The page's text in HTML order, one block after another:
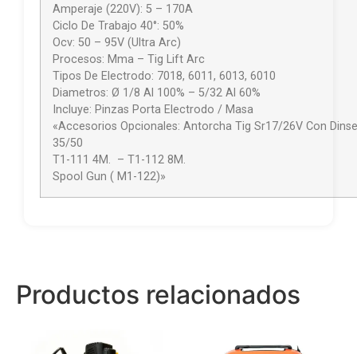
Amperaje (220V): 5 – 170A
Ciclo De Trabajo 40°: 50%
Ocv: 50 – 95V (Ultra Arc)
Procesos: Mma – Tig Lift Arc
Tipos De Electrodo: 7018, 6011, 6013, 6010
Diametros: Ø 1/8 Al 100% – 5/32 Al 60%
Incluye: Pinzas Porta Electrodo / Masa
«Accesorios Opcionales: Antorcha Tig Sr17/26V Con Dinse
35/
T1-111 4M. – T1-
Spool Gun ( M1-122)»
Productos relacionados